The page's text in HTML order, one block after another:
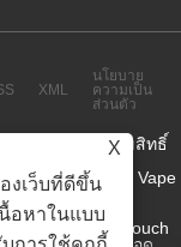
X
งเว็บที่ดีขึ้น
อหาในแบบ
XML
นโยบาย
ความเป็น
ส่วนตัว
, Ltd. สงวนลิขสิทธิ์
แล้วทิ้ง, โรงงาน Vape
โคติน, โรงงาน Pouch